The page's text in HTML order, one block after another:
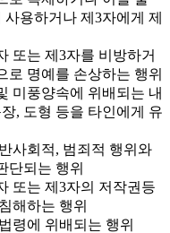
사용하거나 제3자에게 제
또는 제3자를 비방하거
로 명예를 손상하는 행위
미풍양속에 위배되는 내
, 도형 등을 타인에게 유
사회적, 범죄적 행위와
단되는 행위
또는 제3자의 저작권등
해하는 행위
령에 위배되는 행위